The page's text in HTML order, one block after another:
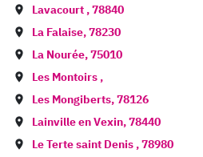
Lavacourt ,78840
La Falaise,78230
La Nourée,75010
Les Montoirs ,
Les Mongiberts,78126
Lainville en Vexin,78440
Le Terte saint Denis ,78980